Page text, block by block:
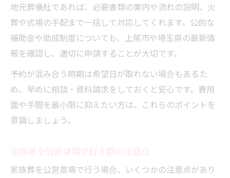
地元葬儀社であれば、必要書類の案内や流れの説明、火
葬や式場の手配まで一括して対応してくれます。公的な
補助金や助成制度についても、上尾市や埼玉県の最新情
報を確認し、適切に申請することが大切です。
予約が混み合う時期は希望日が取れない場合もあるた
め、早めに相談・資料請求をしておくと安心です。費用
面や手間を最小限に抑えたい方は、これらのポイントを
意識しましょう。
家族葬を公営斎場で行う場合、いくつかの注意点があり